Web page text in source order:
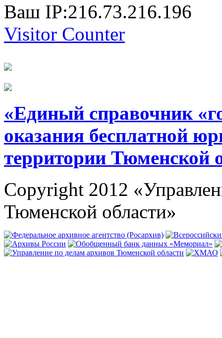
Ваш IP:216.73.216.196
Visitor Counter
«Единый справочник
оказания бесплатной
территории Тюменской
Copyright 2012
Тюменской области»